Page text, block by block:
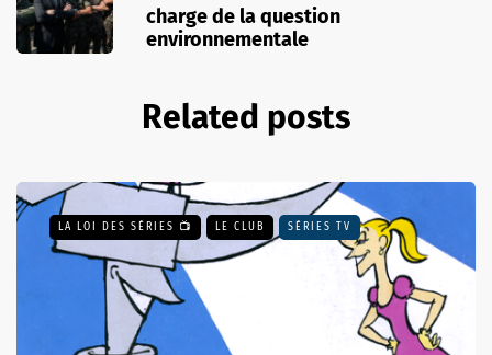
charge de la question
environnementale
Related posts
LA LOI DES SÉRIES 📺 LE CLUB SÉRIES TV